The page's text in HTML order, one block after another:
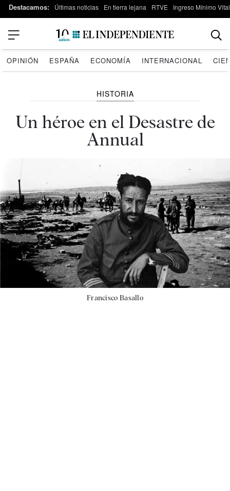
Destacamos: Últimas noticias En tierra lejana RTVE Ingreso Mínimo Vital
OPINIÓN ESPAÑA ECONOMÍA INTERNACIONAL
HISTORIA
Un héroe en el Desastre de
Annual
Francisco Basallo